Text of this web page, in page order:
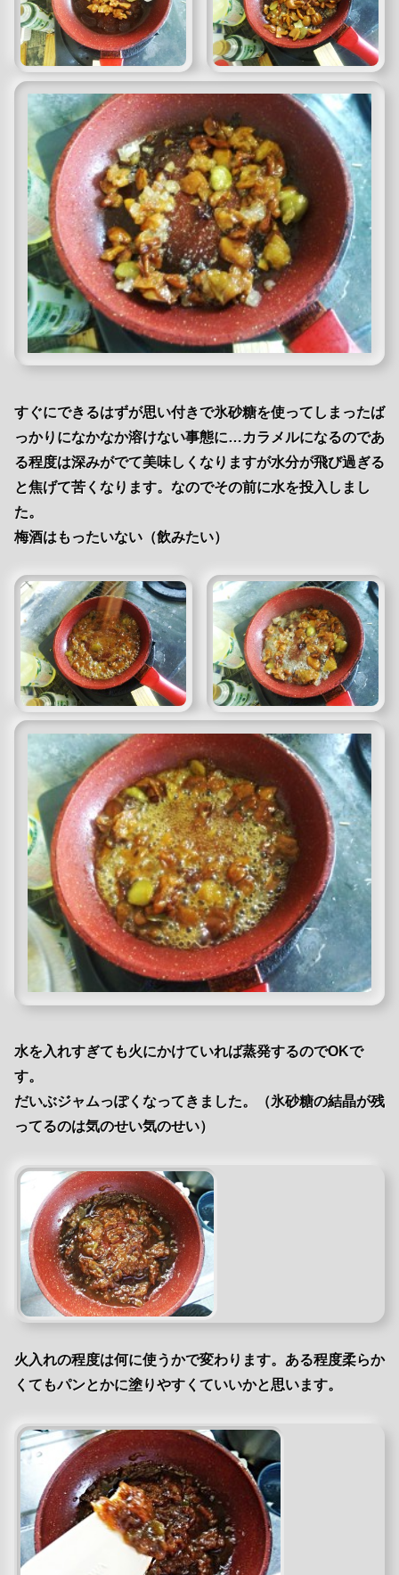
すぐにできるはずが思い付きで氷砂糖を使ってしまったば
っかりになかなか溶けない事態に…カラメルになるのであ
る程度は深みがでて美味しくなりますが水分が飛び過ぎる
と焦げて苦くなります。なのでその前に水を投入しまし
た。
梅酒はもったいない（飲みたい）
水を入れすぎても火にかけていれば蒸発するのでOKで
す。
だいぶジャムっぽくなってきました。（氷砂糖の結晶が残
ってるのは気のせい気のせい）
火入れの程度は何に使うかで変わります。ある程度柔らか
くてもパンとかに塗りやすくていいかと思います。